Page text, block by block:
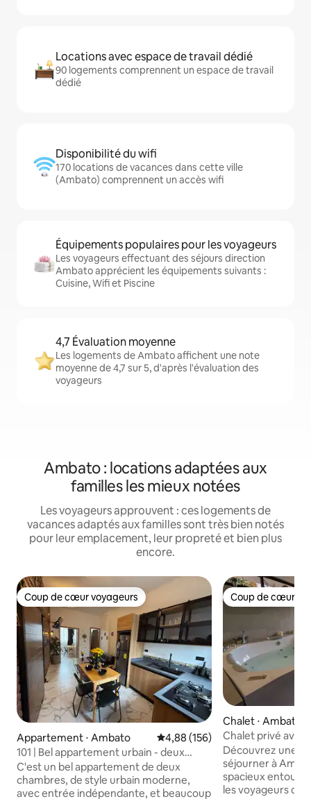
Locations avec espace de travail dédié
90 logements comprennent un espace de travail
dédié
Disponibilité du wifi
170 locations de vacances dans cette ville
(Ambato) comprennent un accès wifi
Équipements populaires pour les voyageurs
Les voyageurs effectuant des séjours direction
Ambato apprécient les équipements suivants :
Cuisine, Wifi et Piscine
4,7 Évaluation moyenne
Les logements de Ambato affichent une note
moyenne de 4,7 sur 5, d'après l'évaluation des
voyageurs
Ambato : locations adaptées aux
familles les mieux notées
Les voyageurs approuvent : ces logements de
vacances adaptés aux familles sont très bien notés
pour leur emplacement, leur propreté et bien plus
encore.
Coup de cœur voyageurs
Coup de cœur voyageurs
Appartement ⋅ Ambato Évaluation moyenne sur la
4,88 (156)
101 | Bel appartement urbain - deux
chambres
C'est un bel appartement de deux
chambres, de style urbain moderne,
avec entrée indépendante, et beaucoup
Coup de cœur
Coup de cœur
Chalet ⋅ Ambato
Chalet privé avec
Découvrez une
séjourner à
spacieux entouré
les voyageurs